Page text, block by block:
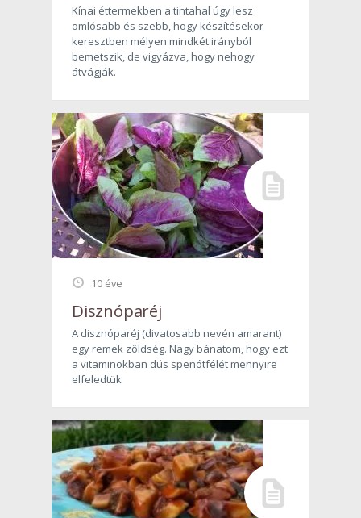
Kínai éttermekben a tintahal úgy lesz
omlósabb és szebb, hogy készítésekor
keresztben mélyen mindkét irányból
bemetszik, de vigyázva, hogy nehogy
átvágják.
10 éve
Disznóparéj
A disznóparéj (divatosabb nevén amarant)
egy remek zöldség. Nagy bánatom, hogy ezt
a vitaminokban dús spenótfélét mennyire
elfeledtük